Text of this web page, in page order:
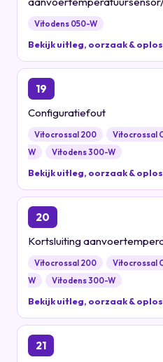
Vitodens 050-W
Bekijk uitleg, oorzaak &
19
Configuratiefout
Vitocrossal 200 Vitocrossal
W
Vitodens 300-W
Bekijk uitleg, oorzaak &
20
Kortsluiting
Vitocrossal 200 Vitocrossal
W
Vitodens 300-W
Bekijk uitleg, oorzaak &
21